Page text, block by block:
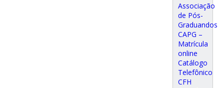
Associação
de Pós-
Graduandos
CAPG –
Matrícula
online
Catálogo
Telefônico
CFH